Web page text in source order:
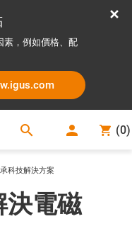
素，例如價格、配
search (0)
科技解決方案
決電磁